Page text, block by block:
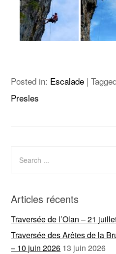
Posted in: Escalade |
Presles
Articles récents
Traversée de l’Olan – 21
Traversée des Arêtes de la
– 10 juin 2026 13 juin 2026